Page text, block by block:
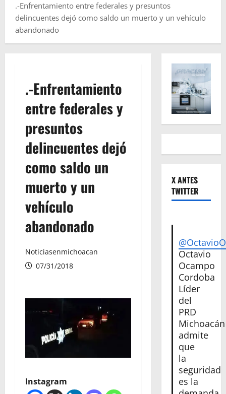
.-Enfrentamiento entre federales y presuntos
delincuentes dejó como saldo un muerto y un vehículo
abandonado
.-Enfrentamiento
entre federales y
presuntos
delincuentes dejó
como saldo un
muerto y un
vehículo
abandonado
Noticiasenmichoacan
07/31/2018
Instagram
X ANTES
TWITTER
Octavio
Ocampo
Cordoba
Líder
del
PRD
Michoacán
admite
que
la
seguridad
es la